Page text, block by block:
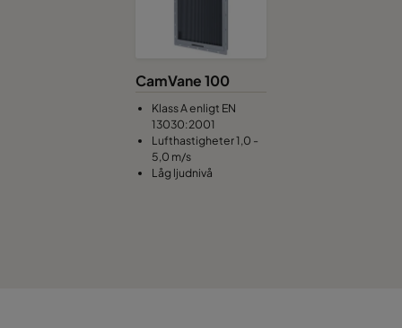
CamVane 100
Klass A enligt EN
13030:2001
Lufthastigheter 1,0 -
5,0 m/s
Låg ljudnivå